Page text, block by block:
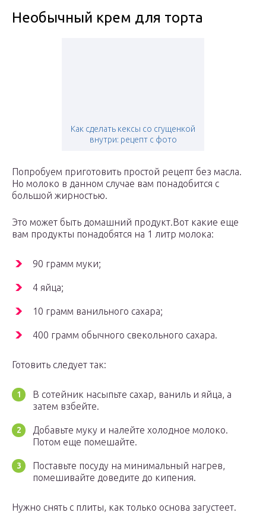
Необычный крем для торта
Как сделать кексы со сгущенкой
внутри: рецепт с фото
Попробуем приготовить простой рецепт без масла.
Но молоко в данном случае вам понадобится с
большой жирностью.
Это может быть домашний продукт.Вот какие еще
вам продукты понадобятся на 1 литр молока:
90 грамм муки;
4 яйца;
10 грамм ванильного сахара;
400 грамм обычного свекольного сахара.
Готовить следует так:
В сотейник насыпьте сахар, ваниль и яйца, а
затем взбейте.
Добавьте муку и налейте холодное молоко.
Потом еще помешайте.
Поставьте посуду на минимальный нагрев,
помешивайте доведите до кипения.
Нужно снять с плиты, как только основа загустеет.